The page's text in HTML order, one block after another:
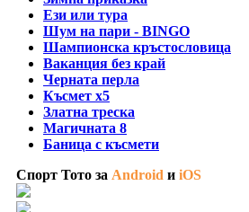
Ези или тура
Шум на пари - BINGO
Шампионска кръстословица
Ваканция без край
Черната перла
Късмет х5
Златна треска
Магичната 8
Баница с късмети
Спорт Тото за Android и iOS